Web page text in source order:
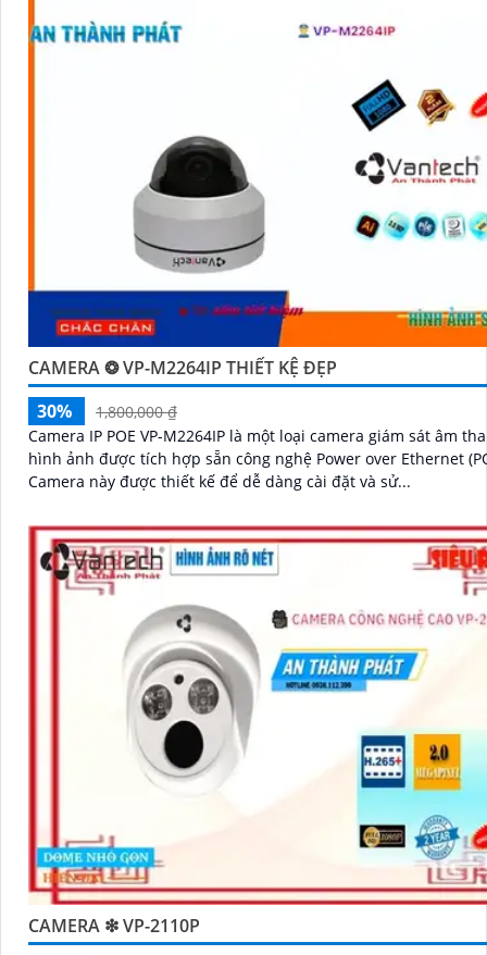
CAMERA ❂ VP-M2264IP THIẾT KỆ ĐẸP
30%
1,800,000 ₫
Camera IP POE VP-M2264IP là một loại camera giám sát âm
hình ảnh được tích hợp sẵn công nghệ Power over Ethernet
Camera này được thiết kế để dễ dàng cài đặt và sử...
CAMERA ❇ VP-2110P